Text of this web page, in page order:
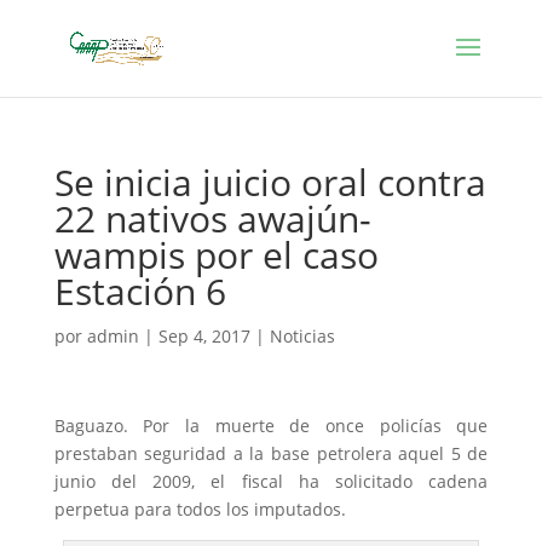
Se inicia juicio oral contra
22 nativos awajún-
wampis por el caso
Estación 6
por admin | Sep 4, 2017| Noticias
Baguazo. Por la muerte de once policías que
prestaban seguridad a la base petrolera aquel 5 de
junio del 2009, el fiscal ha solicitado cadena
perpetua para todos los imputados.